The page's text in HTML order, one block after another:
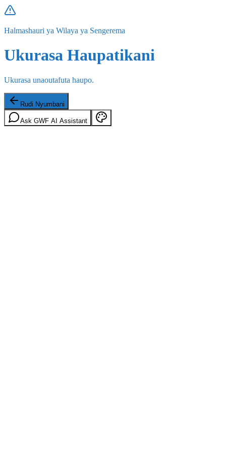
Halmashauri ya Wilaya ya Sengerema
Ukurasa Haupatikani
Ukurasa unaoutafuta haupo.
Rudi Nyumbani
Ask GWF AI Assistant